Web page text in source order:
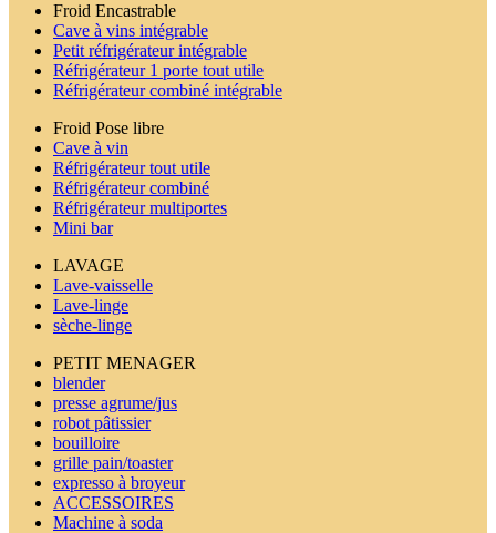
Froid Encastrable
Cave à vins intégrable
Petit réfrigérateur intégrable
Réfrigérateur 1 porte tout utile
Réfrigérateur combiné intégrable
Froid Pose libre
Cave à vin
Réfrigérateur tout utile
Réfrigérateur combiné
Réfrigérateur multiportes
Mini bar
LAVAGE
Lave-vaisselle
Lave-linge
sèche-linge
PETIT MENAGER
blender
presse agrume/jus
robot pâtissier
bouilloire
grille pain/toaster
expresso à broyeur
ACCESSOIRES
Machine à soda